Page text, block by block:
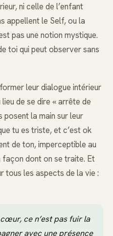
ni celle de l’enfant
appellent le Self, ou la
pas une notion mystique.
toi qui peut observer sans
leur dialogue intérieur
de se dire « arrête de
posent la main sur leur
tu es triste, et c’est ok
de ton, imperceptible au
dont on se traite. Et
tous les aspects de la vie :
ce n’est pas fuir la
avec une présence